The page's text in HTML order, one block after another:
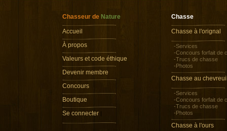
Chasseur de Nature
Accueil
À propos
Valeurs et code éthique
Devenir membre
Concours
Boutique
Se connecter|
Chasse
Chasse à l'orignal
-Services
-Concours forfait de
-Trucs de chasse
-Photos
Chasse au
-Services
-Concours forfait de
-Trucs de chasse
-Photos
Chasse à l'ours